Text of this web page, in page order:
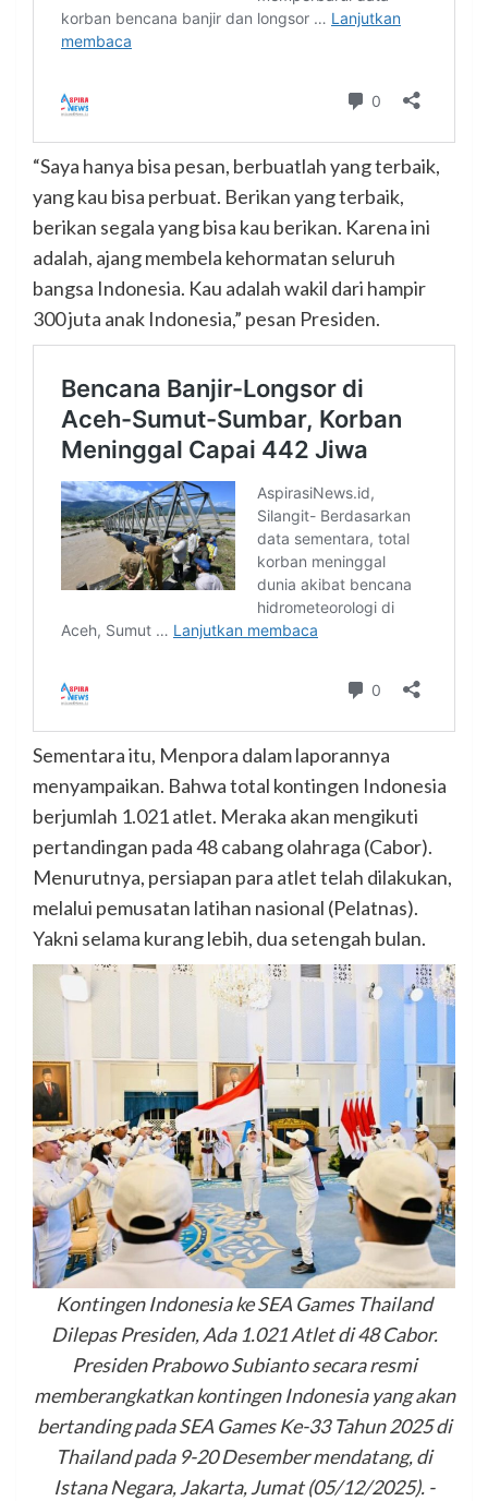
“Saya hanya bisa pesan, berbuatlah yang terbaik,
yang kau bisa perbuat. Berikan yang terbaik,
berikan segala yang bisa kau berikan. Karena ini
adalah, ajang membela kehormatan seluruh
bangsa Indonesia. Kau adalah wakil dari hampir
300 juta anak Indonesia,” pesan Presiden.
Sementara itu, Menpora dalam laporannya
menyampaikan. Bahwa total kontingen Indonesia
berjumlah 1.021 atlet. Meraka akan mengikuti
pertandingan pada 48 cabang olahraga (Cabor).
Menurutnya, persiapan para atlet telah dilakukan,
melalui pemusatan latihan nasional (Pelatnas).
Yakni selama kurang lebih, dua setengah bulan.
Kontingen Indonesia ke SEA Games Thailand
Dilepas Presiden, Ada 1.021 Atlet di 48 Cabor.
Presiden Prabowo Subianto secara resmi
memberangkatkan kontingen Indonesia yang akan
bertanding pada SEA Games Ke-33 Tahun 2025 di
Thailand pada 9-20 Desember mendatang, di
Istana Negara, Jakarta, Jumat (05/12/2025). -